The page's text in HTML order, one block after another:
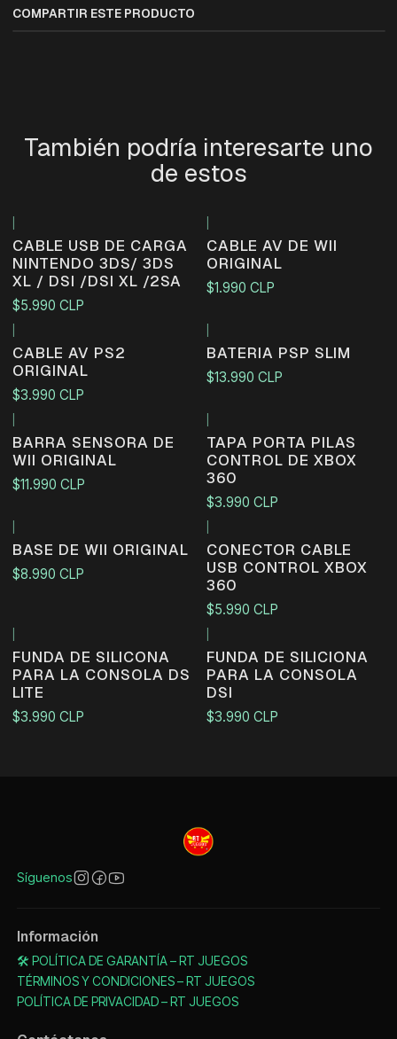
COMPARTIR ESTE PRODUCTO
También podría interesarte uno
de estos
CABLE USB DE CARGA
NINTENDO 3DS/ 3DS
XL / DSI /DSI XL /2SA
$5.990 CLP
CABLE AV DE WII
ORIGINAL
$1.990 CLP
CABLE AV PS2
ORIGINAL
$3.990 CLP
BATERIA PSP SLIM
$13.990 CLP
BARRA SENSORA DE
WII ORIGINAL
$11.990 CLP
TAPA PORTA PILAS
CONTROL DE XBOX
360
$3.990 CLP
BASE DE WII ORIGINAL
$8.990 CLP
CONECTOR CABLE
USB CONTROL XBOX
360
$5.990 CLP
FUNDA DE SILICONA
PARA LA CONSOLA DS
LITE
$3.990 CLP
FUNDA DE SILICIONA
PARA LA CONSOLA
DSI
$3.990 CLP
Síguenos
Información
🛠️ POLÍTICA DE GARANTÍA – RT JUEGOS
TÉRMINOS Y CONDICIONES – RT JUEGOS
POLÍTICA DE PRIVACIDAD – RT JUEGOS